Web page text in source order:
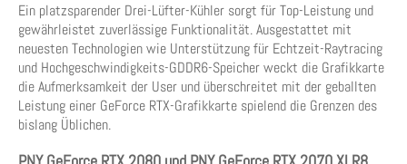
Ein platzsparender Drei-Lüfter-Kühler sorgt für Top-Leistung und
gewährleistet zuverlässige Funktionalität. Ausgestattet mit
neuesten Technologien wie Unterstützung für Echtzeit-Raytracing
und Hochgeschwindigkeits-GDDR6-Speicher weckt die Grafikkarte
die Aufmerksamkeit der User und überschreitet mit der geballten
Leistung einer GeForce RTX-Grafikkarte spielend die Grenzen des
bislang Üblichen.